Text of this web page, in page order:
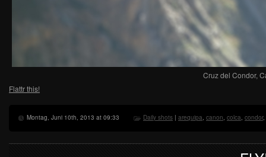
Cruz del Condor,
Flattr this!
Montag, Juni 10th, 2013 at 09:33 Daily shots | arequipa, canon, colca, condor,